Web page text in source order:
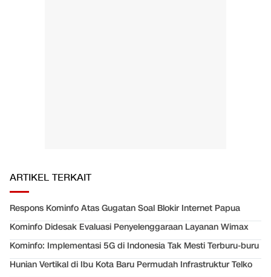
ARTIKEL TERKAIT
Respons Kominfo Atas Gugatan Soal Blokir Internet Papua
Kominfo Didesak Evaluasi Penyelenggaraan Layanan Wimax
Kominfo: Implementasi 5G di Indonesia Tak Mesti Terburu-buru
Hunian Vertikal di Ibu Kota Baru Permudah Infrastruktur Telko